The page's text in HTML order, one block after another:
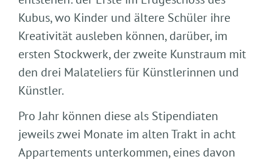
Kubus, wo Kinder und ältere Schüler ihre
Kreativität ausleben können, darüber, im
ersten Stockwerk, der zweite Kunstraum mit
den drei Malateliers für Künstlerinnen und
Künstler.
Pro Jahr können diese als Stipendiaten
jeweils zwei Monate im alten Trakt in acht
Appartements unterkommen, eines davon